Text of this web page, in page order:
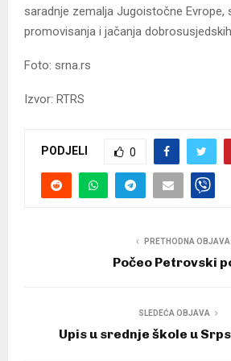
saradnje zemalja Јugoistočne Evrope,
promovisanja i jačanja
Foto: srna.rs
Izvor: RTRS
PODJELI 0
PRETHODNA OBJAVA
Počeo Petrovski
SLEDEĆA OBJAVA
Upis u srednje škole u